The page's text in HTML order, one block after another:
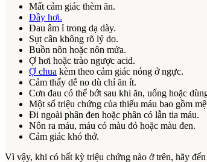
Mất cảm giác thèm ăn.
Đầy hơi.
Đau âm ỉ trong dạ dày.
Sụt cân không rõ lý do.
Buồn nôn hoặc nôn mửa.
Ợ hơi hoặc trào ngược acid.
Ợ chua kèm theo cảm giác nóng ở ngực.
Cảm thấy dễ no dù chỉ ăn ít.
Cơn đau có thể bớt sau khi ăn, uống hoặc
Một số triệu chứng của thiếu máu bao gồm
Đi ngoài phân đen hoặc phân có lẫn tia máu.
Nôn ra máu, máu có màu đỏ hoặc màu đen.
Cảm giác khó thở.
Vì vậy, khi có bất kỳ triệu chứng nào ở trên, hãy